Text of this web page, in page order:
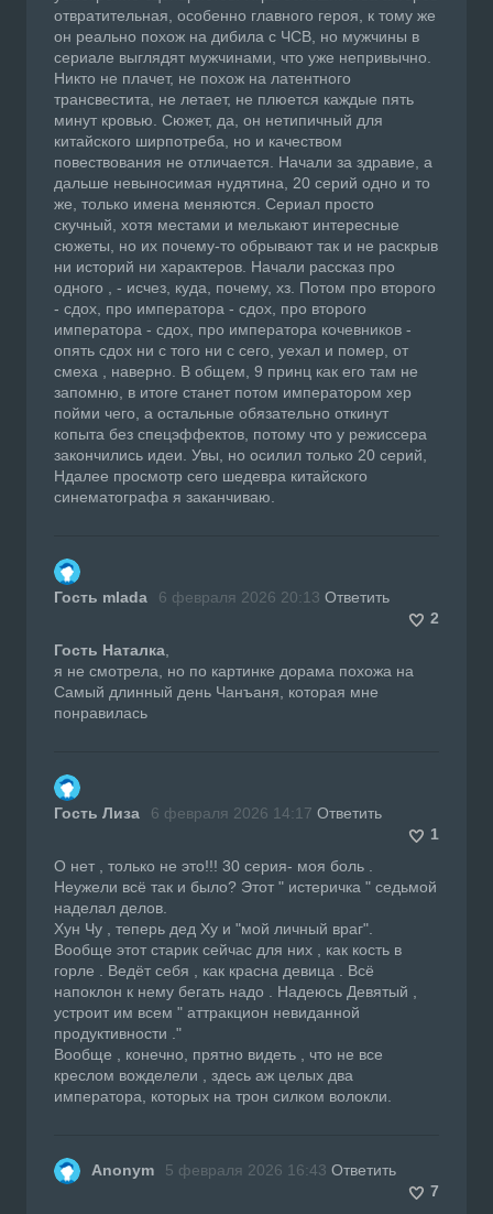
отвратительная, особенно главного героя, к тому же
он реально похож на дибила с ЧСВ, но мужчины в
сериале выглядят мужчинами, что уже непривычно.
Никто не плачет, не похож на латентного
трансвестита, не летает, не плюется каждые пять
минут кровью. Сюжет, да, он нетипичный для
китайского ширпотреба, но и качеством
повествования не отличается. Начали за здравие, а
дальше невыносимая нудятина, 20 серий одно и то
же, только имена меняются. Сериал просто
скучный, хотя местами и мелькают интересные
сюжеты, но их почему-то обрывают так и не раскрыв
ни историй ни характеров. Начали рассказ про
одного , - исчез, куда, почему, хз. Потом про второго
- сдох, про императора - сдох, про второго
императора - сдох, про императора кочевников -
опять сдох ни с того ни с сего, уехал и помер, от
смеха , наверно. В общем, 9 принц как его там не
запомню, в итоге станет потом императором хер
пойми чего, а остальные обязательно откинут
копыта без спецэффектов, потому что у режиссера
закончились идеи. Увы, но осилил только 20 серий,
Ндалее просмотр сего шедевра китайского
синематографа я заканчиваю.
Гость mlada 6 февраля 2026 20:13 Ответить
2
Гость Наталка
я не смотрела, но по картинке дорама похожа на
Самый длинный день Чанъаня, которая мне
понравилась
Гость Лиза 6 февраля 2026 14:17 Ответить
1
О нет , только не это!!! 30 серия- моя боль .
Неужели всё так и было? Этот " истеричка " седьмой
наделал делов.
Хун Чу , теперь дед Ху и "мой личный враг".
Вообще этот старик сейчас для них , как кость в
горле . Ведёт себя , как красна девица . Всё
напоклон к нему бегать надо . Надеюсь Девятый ,
устроит им всем " аттракцион невиданной
продуктивности ."
Вообще , конечно, прятно видеть , что не все
креслом вожделели , здесь аж целых два
императора, которых на трон силком волокли.
Anonym 5 февраля 2026 16:43 Ответить
7